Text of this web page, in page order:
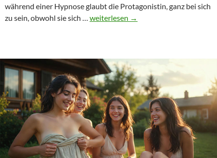
während einer Hypnose glaubt die Protagonistin, ganz bei sich
zu sein, obwohl sie sich … Hypnose
Kontrollverlust,
Suggestion
und
überraschende
Nacktheit
weiterlesen →